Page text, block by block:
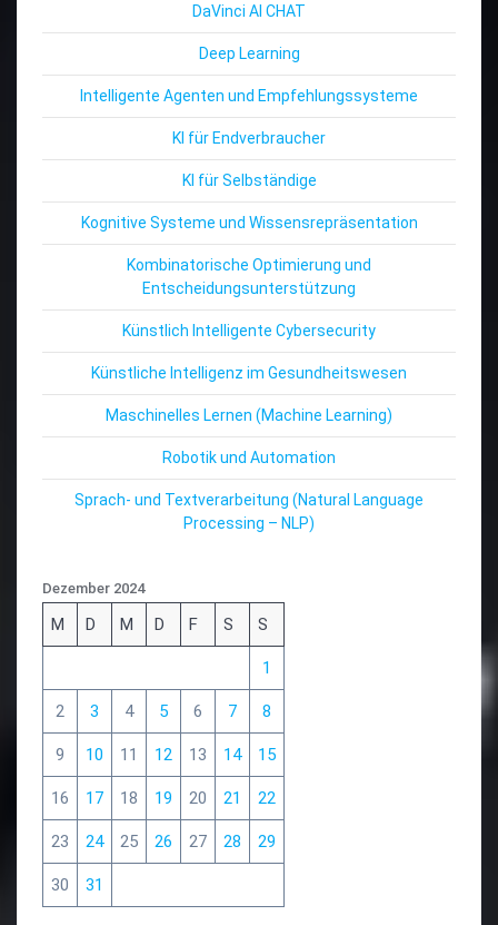
DaVinci AI CHAT
Deep Learning
Intelligente Agenten und Empfehlungssysteme
KI für Endverbraucher
KI für Selbständige
Kognitive Systeme und Wissensrepräsentation
Kombinatorische Optimierung und
Entscheidungsunterstützung
Künstlich Intelligente Cybersecurity
Künstliche Intelligenz im Gesundheitswesen
Maschinelles Lernen (Machine Learning)
Robotik und Automation
Sprach- und Textverarbeitung (Natural Language
Processing – NLP)
Dezember 2024
M D M D F S S
1
2 3 4 5 6 7 8
9 10 11 12 13 14 15
16 17 18 19 20 21 22
23 24 25 26 27 28 29
30 31